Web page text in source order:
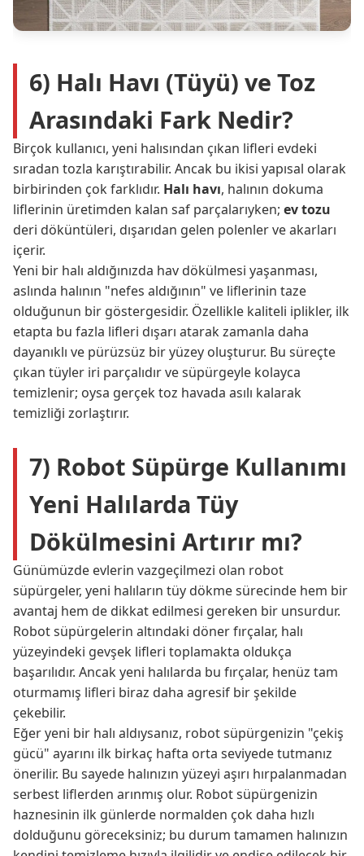
6) Halı Havı (Tüyü) ve Toz
Arasındaki Fark Nedir?
Birçok kullanıcı, yeni halısından çıkan lifleri evdeki
sıradan tozla karıştırabilir. Ancak bu ikisi yapısal olarak
birbirinden çok farklıdır. Halı havı, halının dokuma
liflerinin üretimden kalan saf parçalarıyken; ev tozu
deri döküntüleri, dışarıdan gelen polenler ve akarları
içerir.
Yeni bir halı aldığınızda hav dökülmesi yaşanması,
aslında halının "nefes aldığının" ve liflerinin taze
olduğunun bir göstergesidir. Özellikle kaliteli iplikler, ilk
etapta bu fazla lifleri dışarı atarak zamanla daha
dayanıklı ve pürüzsüz bir yüzey oluşturur. Bu süreçte
çıkan tüyler iri parçalıdır ve süpürgeyle kolayca
temizlenir; oysa gerçek toz havada asılı kalarak
temizliği zorlaştırır.
7) Robot Süpürge Kullanımı
Yeni Halılarda Tüy
Dökülmesini Artırır mı?
Günümüzde evlerin vazgeçilmezi olan robot
süpürgeler, yeni halıların tüy dökme sürecinde hem bir
avantaj hem de dikkat edilmesi gereken bir unsurdur.
Robot süpürgelerin altındaki döner fırçalar, halı
yüzeyindeki gevşek lifleri toplamakta oldukça
başarılıdır. Ancak yeni halılarda bu fırçalar, henüz tam
oturmamış lifleri biraz daha agresif bir şekilde
çekebilir.
Eğer yeni bir halı aldıysanız, robot süpürgenizin "çekiş
gücü" ayarını ilk birkaç hafta orta seviyede tutmanız
önerilir. Bu sayede halınızın yüzeyi aşırı hırpalanmadan
serbest liflerden arınmış olur. Robot süpürgenizin
haznesinin ilk günlerde normalden çok daha hızlı
dolduğunu göreceksiniz; bu durum tamamen halınızın